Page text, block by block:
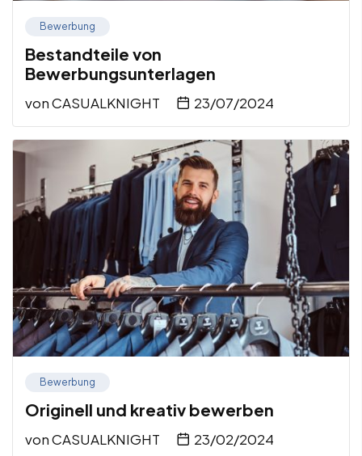
Bewerbung
Bestandteile von
Bewerbungsunterlagen
vonCASUALKNIGHT 23/07/2024
Bewerbung
Originell und kreativ bewerben
vonCASUALKNIGHT 23/02/2024